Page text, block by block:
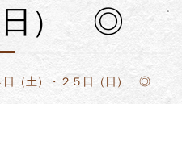
日） ◎
（土）・２５日（日） ◎